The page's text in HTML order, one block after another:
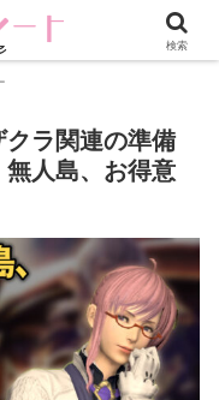
クラ関連の準備
無人島、お得意
検索